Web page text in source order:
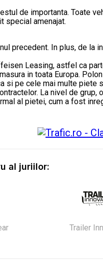
de importanta. Toate
special amenajat.
precedent. In plus, de la
Leasing, astfel ca
in toata Europa.
si pe cele mai multe
La nivel de
al pietei, cum a fost
(Austria).
al juriilor:
Trailer